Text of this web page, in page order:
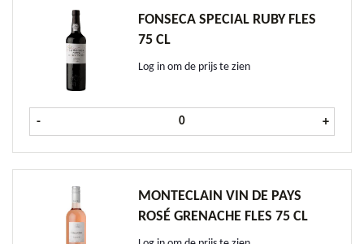
FONSECA SPECIAL RUBY FLES
75 CL
Log in om de prijs te zien
- Fonseca Special Ruby fles 75 cl
+
MONTECLAIN VIN DE PAYS
ROSÉ GRENACHE FLES 75 CL